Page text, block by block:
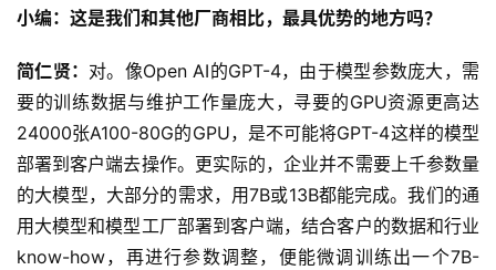
小编：这是我们和其他厂商相比，最具优势的地方吗？
简仁贤： 对。像Open AI的GPT-4，由于模型参数庞大，需
要的训练数据与维护工作量庞大，寻要的GPU资源更高达
24000张A100-80G的GPU，是不可能将GPT-4这样的模型
部署到客户端去操作。更实际的，企业并不需要上千参数量
的大模型，大部分的需求，用7B或13B都能完成。我们的通
用大模型和模型工厂部署到客户端，结合客户的数据和行业
know-how，再进行参数调整，便能微调训练出一个7B-